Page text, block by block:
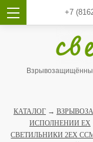
+7
КАТАЛОГ→
ИСПОЛНЕНИИ EX
СВЕТИЛЬНИКИ 2EX